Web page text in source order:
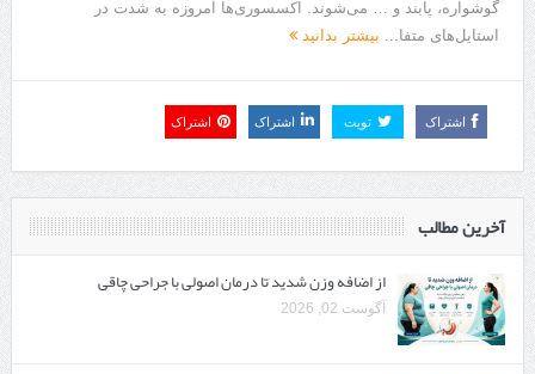
هوشمندی در معماری فروشگاه
گوشواره، پابند و … می‌شوند. اکسسوری‌ها امروزه به شدت در
استایل‌های متفا... بیشتر بدانید
اشتراک تویت اشتراک اشتراک
آخرین مطالب
از اضافه وزن شدید تا درمان اصولی با جراحی چاقی
آگوست 02, 2026